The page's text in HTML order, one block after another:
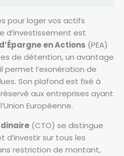
pour loger vos actifs
d’investissement est
en Actions (PEA)
de détention, un avantage
permet l’exonération de
Son plafond est fixé à
aux entreprises ayant
Européenne.
(CTO) se distingue
d’investir sur tous les
restriction de montant,